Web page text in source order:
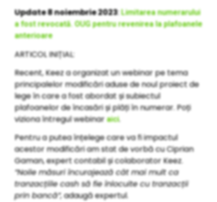
Update 8 noiembrie 2023:Limitarea numerarului
a fost revocată. OUG pentru revenirea la plafoanele
anterioare
ARTICOL INIȚIAL:
Recent, Keez a organizat un webinar pe tema
principalelor modificări aduse de noul proiect de
lege în care a fost abordat și subiectul
plafoanelor de încasări și plăți în numerar. Poți
viziona întregul webinaraici.
Pentru a putea înțelege care va fi impactul
acestor modificări am stat de vorbă cu Ciprian
Gaman, expert contabil și colaborator Keez.
”Noile măsuri încurajează cât mai mult ca
tranzacțiile cash să fie înlocuite cu tranzacții
prin bancă”,adaugă expertul.